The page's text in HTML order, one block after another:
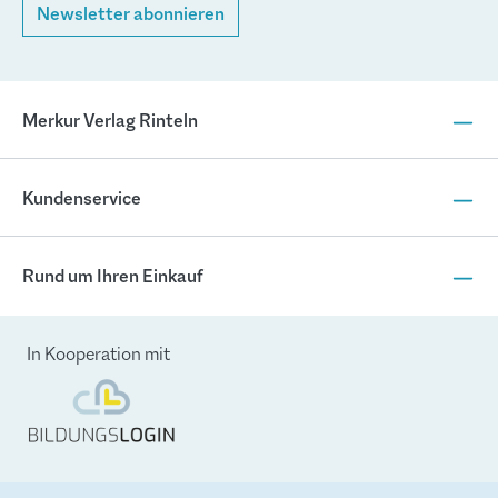
Newsletter abonnieren
Merkur Verlag Rinteln
Kundenservice
Rund um Ihren Einkauf
In Kooperation mit